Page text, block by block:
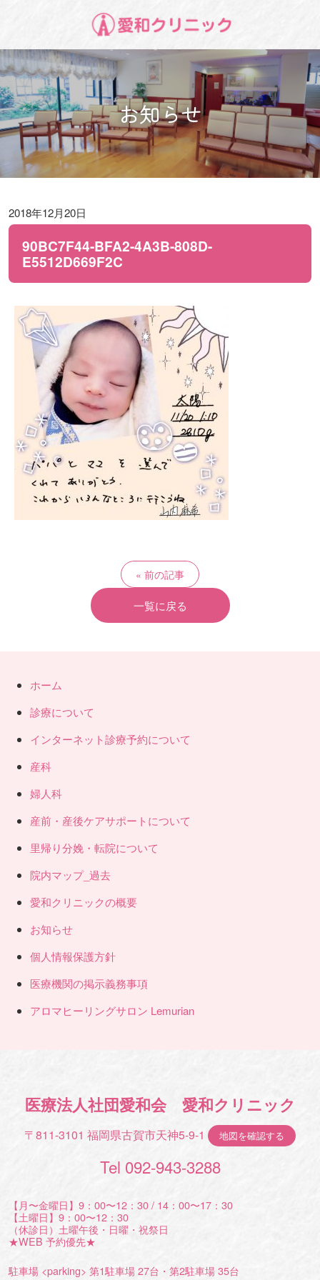
お知らせ
2018年12月20日
90BC7F44-BFA2-4A3B-808D-
E5512D669F2C
前の記事
一覧に戻る
ホーム
診療について
インターネット診療予約について
産科
婦人科
産前・産後ケアサポートについて
里帰り分娩・転院について
院内マップ_過去
愛和クリニックの概要
お知らせ
個人情報保護方針
医療機関の掲示義務事項
アロマヒーリングサロン Lemurian
医療法人社団愛和会 愛和クリニック
〒811-3101 福岡県古賀市天神5-9-1 地図を確認する
Tel 092-943-3288
【月〜金曜日】9：00〜12：30 / 14：00〜17：30
【土曜日】9：00〜12：30
（休診日）土曜午後・日曜・祝祭日
★WEB 予約優先★
駐車場 <parking> 第1駐車場 27台・第2駐車場 35台